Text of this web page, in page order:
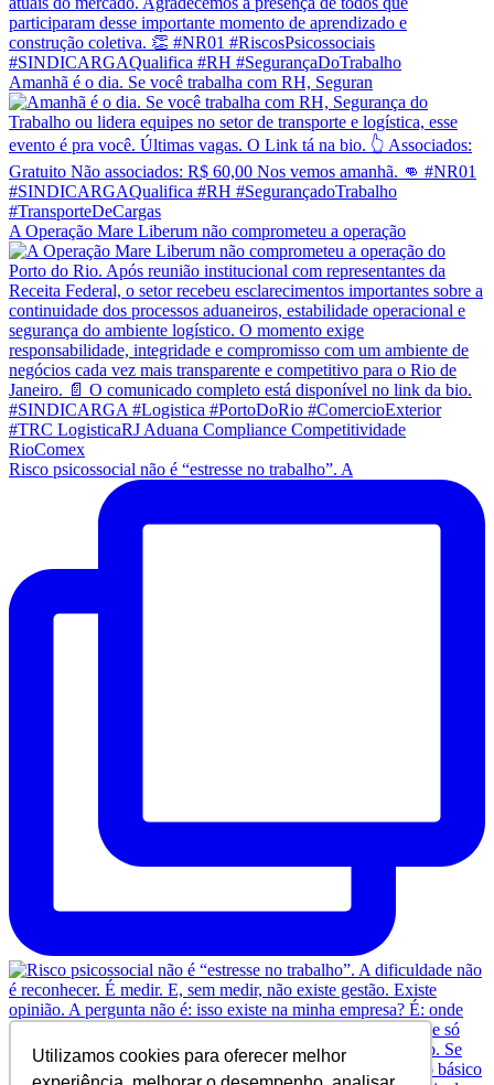
Utilizamos cookies para oferecer melhor
Amanhã é o dia. Se você trabalha com RH, Seguran
A Operação Mare Liberum não comprometeu a operação
Risco psicossocial não é “estresse no trabalho”. A